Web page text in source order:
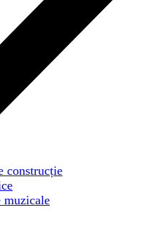
construcție
muzicale